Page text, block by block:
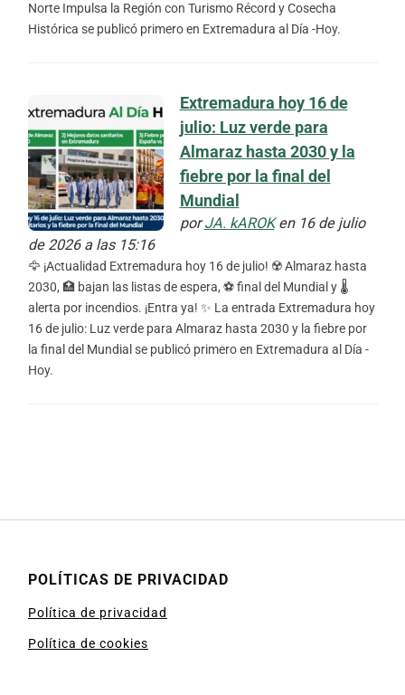
Norte Impulsa la Región con Turismo Récord y Cosecha
Histórica se publicó primero en Extremadura al Día -Hoy.
Extremadura hoy 16 de
julio: Luz verde para
Almaraz hasta 2030 y la
fiebre por la final del
Mundial
porJA. kAROKen 16 de julio
de 2026 a las 15:16
🦅 ¡Actualidad Extremadura hoy 16 de julio! ☢️ Almaraz hasta
2030, 🏥 bajan las listas de espera, ⚽ final del Mundial y 🌡️
alerta por incendios. ¡Entra ya! ✨ La entrada Extremadura hoy
16 de julio: Luz verde para Almaraz hasta 2030 y la fiebre por
la final del Mundial se publicó primero en Extremadura al Día -
Hoy.
POLÍTICAS DE PRIVACIDAD
Política de privacidad
Política de cookies